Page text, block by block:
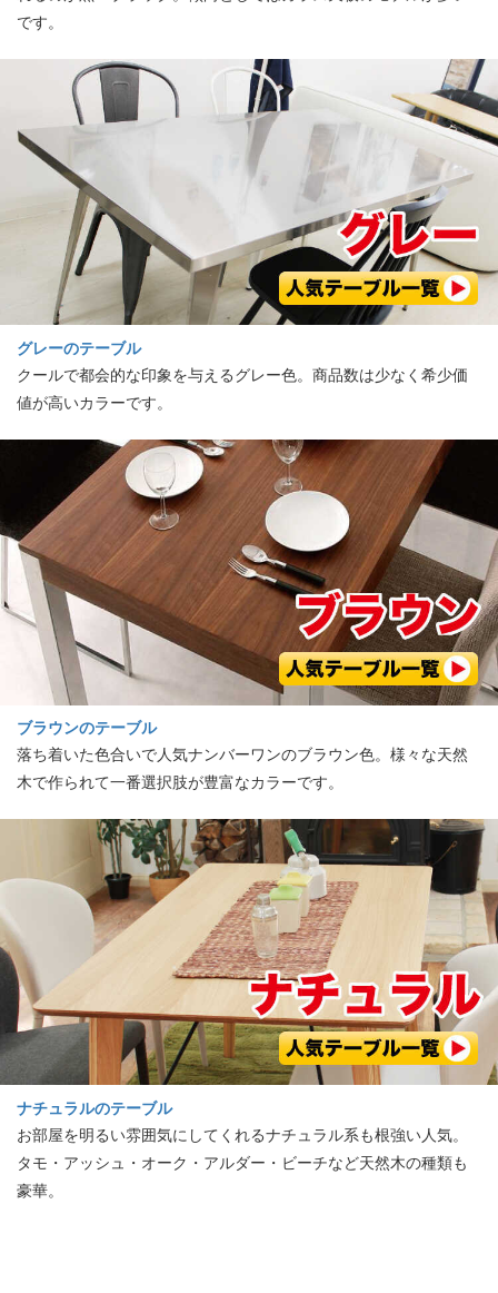
です。
グレーのテーブル
クールで都会的な印象を与えるグレー色。商品数は少なく希少価
値が高いカラーです。
ブラウンのテーブル
落ち着いた色合いで人気ナンバーワンのブラウン色。様々な天然
木で作られて一番選択肢が豊富なカラーです。
ナチュラルのテーブル
お部屋を明るい雰囲気にしてくれるナチュラル系も根強い人気。
タモ・アッシュ・オーク・アルダー・ビーチなど天然木の種類も
豪華。